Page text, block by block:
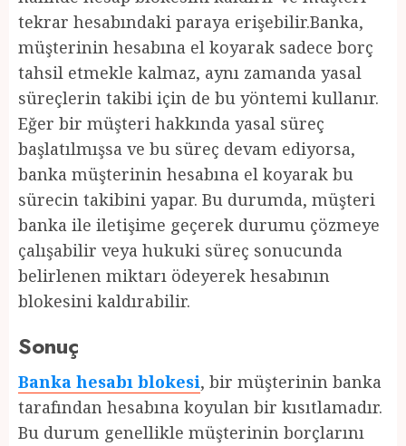
tekrar hesabındaki paraya erişebilir.Banka,
müşterinin hesabına el koyarak sadece borç
tahsil etmekle kalmaz, aynı zamanda yasal
süreçlerin takibi için de bu yöntemi kullanır.
Eğer bir müşteri hakkında yasal süreç
başlatılmışsa ve bu süreç devam ediyorsa,
banka müşterinin hesabına el koyarak bu
sürecin takibini yapar. Bu durumda, müşteri
banka ile iletişime geçerek durumu çözmeye
çalışabilir veya hukuki süreç sonucunda
belirlenen miktarı ödeyerek hesabının
blokesini kaldırabilir.
Sonuç
Banka hesabı blokesi, bir müşterinin banka
tarafından hesabına koyulan bir kısıtlamadır.
Bu durum genellikle müşterinin borçlarını